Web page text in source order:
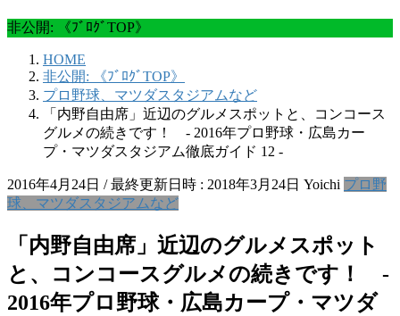
非公開: 《ﾌﾞﾛｸﾞTOP》
HOME
非公開: 《ﾌﾞﾛｸﾞTOP》
プロ野球、マツダスタジアムなど
「内野自由席」近辺のグルメスポットと、コンコース
グルメの続きです！ ‐ 2016年プロ野球・広島カー
プ・マツダスタジアム徹底ガイド 12 ‐
2016年4月24日 / 最終更新日時 : 2018年3月24日 Yoichi プロ野
球、マツダスタジアムなど
「内野自由席」近辺のグルメスポット
と、コンコースグルメの続きです！ ‐
2016年プロ野球・広島カープ・マツダ